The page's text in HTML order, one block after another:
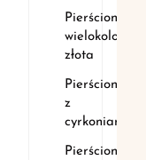
Pierścionki z
złota
Pierścionki
z
cyrkoniami
Pierścionki